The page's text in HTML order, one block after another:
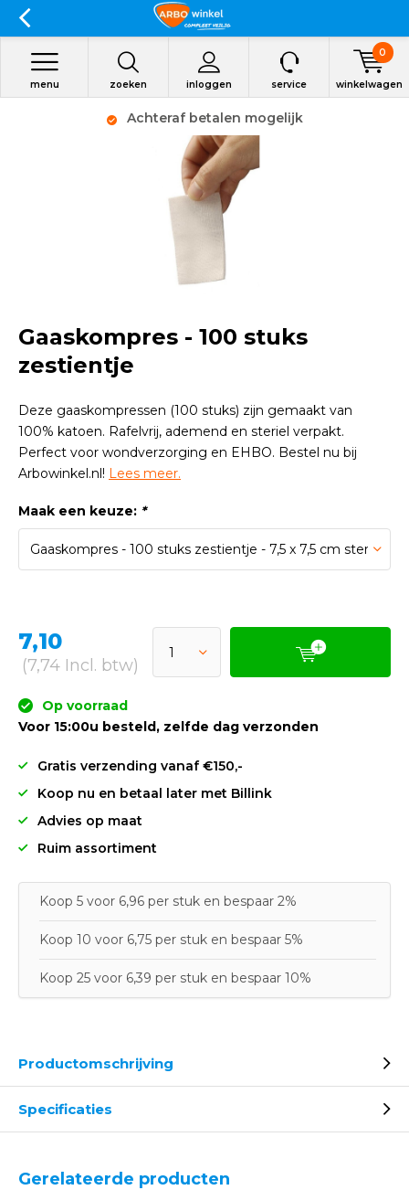
zoeken inloggen
menu service winkelwagen
0
Achteraf betalen mogelijk
Gaaskompres - 100 stuks
zestientje
Deze gaaskompressen (100 stuks) zijn gemaakt van
100% katoen. Rafelvrij, ademend en steriel verpakt.
Perfect voor wondverzorging en EHBO. Bestel nu bij
Arbowinkel.nl! Lees meer.
Maak een keuze: *
7,10
(7,74 Incl. btw)
Op voorraad
Voor 15:00u besteld, zelfde dag verzonden
Gratis verzending vanaf €150,-
Koop nu en betaal later met Billink
Advies op maat
Ruim assortiment
Koop 5 voor 6,96 per stuk en bespaar 2%
Koop 10 voor 6,75 per stuk en bespaar 5%
Koop 25 voor 6,39 per stuk en bespaar 10%
Productomschrijving
Specificaties
Gerelateerde producten